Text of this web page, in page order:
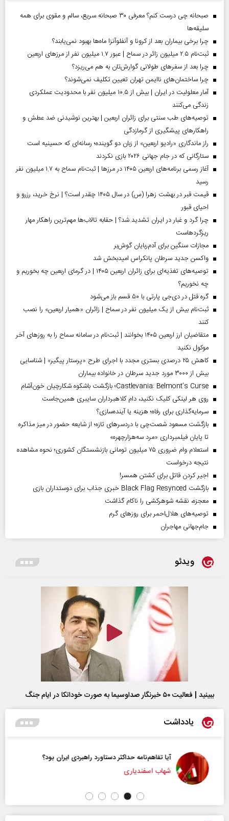
صبحانه چی درست کنم؟ معرفی ۳۰ صبحانه سریع، سالم و مقوی برای همه
سلیقه‌ها
چرا برخی بیماران بعد از کرونا و آنفلوآنزا ماه‌ها بهبود نمی‌یابند؟
ثبت‌نام ۲.۵ میلیون زائر در سماح | عبور ۱.۷ میلیون نفر از مرز‌های اربعین
چرا بعد از سفرهای طولانی گوارش‌تان به هم می‌ریزد؟
چرا ساختمان‌های ناایمن تهران تعیین تکلیف نمی‌شوند؟
آمار معلولیت در ایران | بیش از ۱۰.۵ میلیون نفر با محدودیت عملکردی
زندگی می‌کنند
توصیه‌های طب سنتی برای زائران اربعین | بهترین نوشیدنی ضد عطش و
راهکارهای پیشگیری از گرمازدگی
راز ماندگاری «رادیو اربعین» از زبان دو گوینده؛ رسانه‌ای که حسینیه است
ستارگانی که در جام جهانی ۲۰۲۶ بازی نکردند
آغاز رسمی برنامه‌های اربعین ۱۴۰۵ در مرز‌ها | ثبت‌نام سماح به ۱.۷ میلیون نفر
رسید
قیمت قبر در بهشت زهرا (س) در سال ۱۴۰۵ چقدر است؟ | نرخ خرید، رزرو و
احیای قبور
چرا گرد و غبار در ایران تشدید شد؟ | حقابه تالاب‌ها مهم‌ترین راهکار مهار
ریزگردهاست
مجازات سنگین برای آدم‌ربایان گوش‌بر
واکسن جدید سرطان پانکراس امیدبخش شد
توصیه‌های تغذیه‌ای برای زائران اربعین ۱۴۰۵ | در گرمای اربعین چه بخوریم و
چه نخوریم؟
گره قتل در دی‌جی پارتی با ۵۰ قسم باز می‌شود
ثبت‌نام بیش از یک میلیون نفر در سماح | زائران «همیار اربعین» را نصب
کنند
متقاضیان ارز اربعین ۱۴۰۵ بخوانند | ثبت‌نام در سامانه سماح را به روز‌های آخر
موکول نکنید
کاهش ۲۵ درصدی بستری مجدد با اجرای طرح «پرستار پیگیر» | شناسایی
بیش از ۳۰۰۰ مورد جدید سرطان در خانواده بیماران
Castlevania: Belmont’s Curse؛ بازگشت باشکوه شکارچیان خون‌آشام
روی هر لینکی کلیک نکنید، دام کلاهبرداران سایبری همین‌جاست
سرمایه‌گذاری برای رفاه؛ هزینه یا آینده‌سازی؟
بازگشت مسعود شصت‌چی با دردسر‌های تازه؛ از شایعه حضور در میز مذاکره
تا پایان فیلمبرداری «مرد سه‌هزارچهره»
استعلام وام ضروری ۷۵ میلیون تومانی بازنشستگان کشوری؛ نحوه مشاهده
نتیجه درخواست
اجیر کردن قاتل برای کشتن همسر!
بازگشت Black Flag Resynced خبری جذاب برای دوستداران بازی
معجزه، نقشه شوهرکشی را ناکام گذاشت
توصیه‌های هلال‌احمر برای روز‌های گرم
جام‌جهانی مهاجران
ویدئو
ببینید | فعالیت ۵۰ خبرنگار صداوسیما به صورت خوداتکا در ایام جنگ
یادداشت
آیا تفاهم‌نامه حداکثر دستاورد راهبردی ایران بود؟
شهاب اسفندیاری